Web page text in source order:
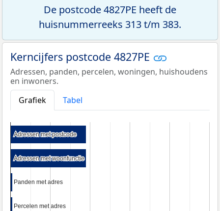
De postcode 4827PE heeft de
huisnummerreeks 313 t/m 383.
Kerncijfers postcode 4827PE
Adressen, panden, percelen, woningen, huishoudens
en inwoners.
Grafiek
Tabel
Adressen met postcode
Adressen met postcode
Adressen met woonfunctie
Adressen met woonfunctie
Panden met adres
Panden met adres
Percelen met adres
Percelen met adres